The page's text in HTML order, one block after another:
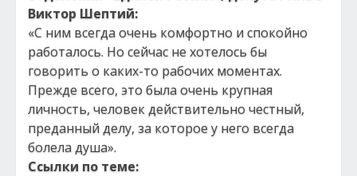
Виктор Шептий:
«С ним всегда очень комфортно и спокойно
работалось. Но сейчас не хотелось бы
говорить о каких-то рабочих моментах.
Прежде всего, это была очень крупная
личность, человек действительно честный,
преданный делу, за которое у него всегда
болела душа».
Ссылки по теме: